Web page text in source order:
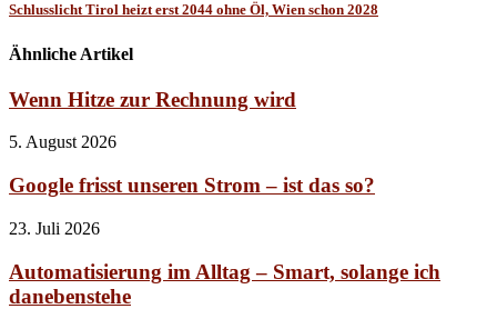
Schlusslicht Tirol heizt erst 2044 ohne Öl, Wien schon 2028
Ähnliche Artikel
Wenn Hitze zur Rechnung wird
5. August 2026
Google frisst unseren Strom – ist das so?
23. Juli 2026
Automatisierung im Alltag – Smart, solange ich
danebenstehe